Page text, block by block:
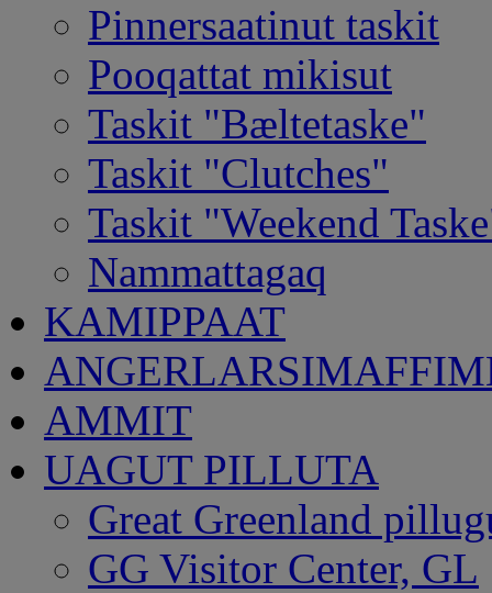
Pinnersaatinut taskit
Pooqattat mikisut
Taskit "Bæltetaske"
Taskit "Clutches"
Taskit "Weekend
Nammattagaq
KAMIPPAAT
AMMIT
UAGUT PILLUTA
Great Greenland
GG Visitor Center, GL